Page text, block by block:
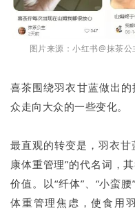
图片来源：小红书@抹茶
喜茶围绕羽衣甘蓝做出
众走向大众的一些变化。
最直观的转变是，羽衣甘
康体重管理”的代名词，
价值。以“纤体”、“小蛮
体重管理焦虑，使食用